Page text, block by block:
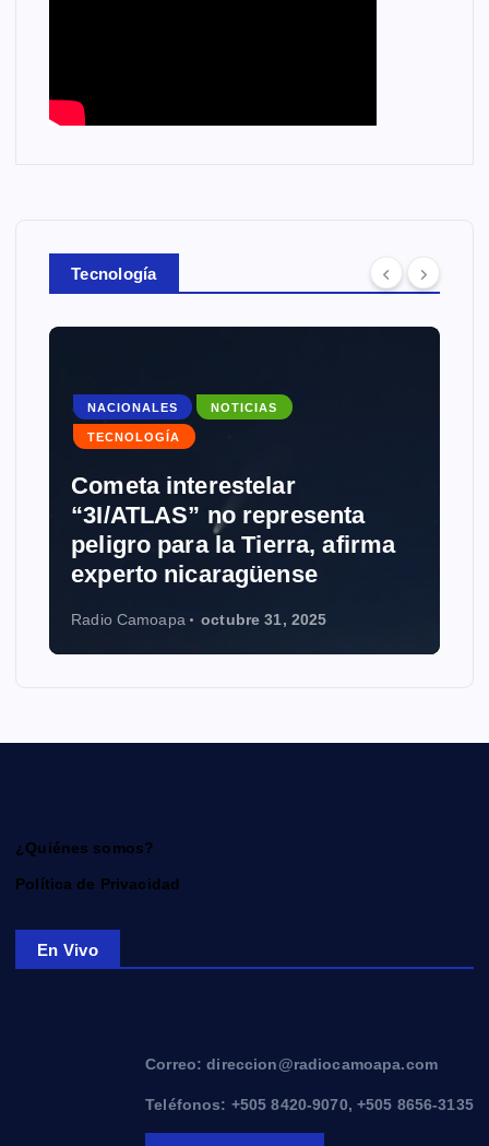
Tecnología
NACIONALES NOTICIAS
TECNOLOGÍA
Cometa interestelar
“3I/ATLAS” no representa
peligro para la Tierra, afirma
experto nicaragüense
Radio Camoapa octubre 31, 2025
¿Quiénes somos?
Política de Privacidad
En Vivo
Correo: direccion@radiocamoapa.com
Teléfonos: +505 8420-9070, +505 8656-3135